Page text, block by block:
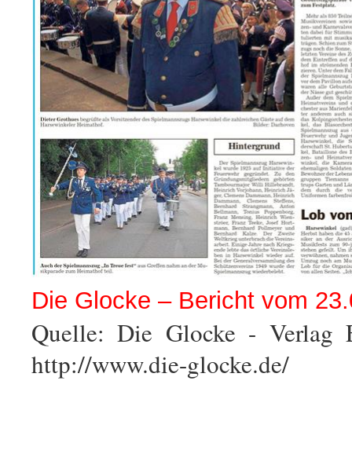
Die Glocke – Bericht vom
Quelle: Die Glocke -
http://www.die-glocke.de/